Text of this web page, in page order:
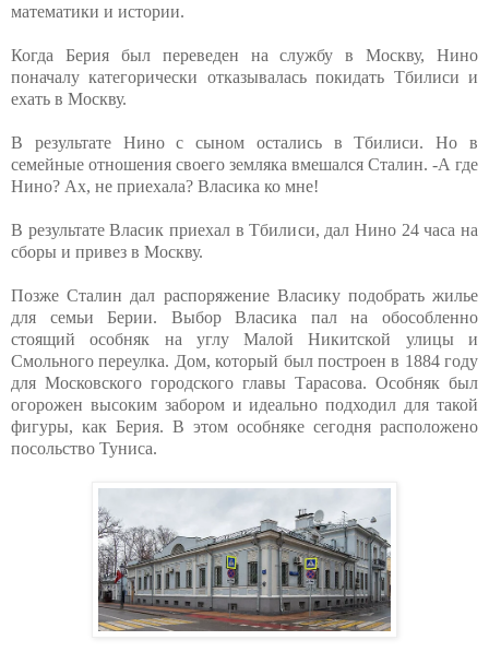
математики и истории.
Когда Берия был переведен на службу в Москву, Нино
поначалу категорически отказывалась покидать Тбилиси и
ехать в Москву.
В результате Нино с сыном остались в Тбилиси. Но в
семейные отношения своего земляка вмешался Сталин. -А где
Нино? Ах, не приехала? Власика ко мне!
В результате Власик приехал в Тбилиси, дал Нино 24 часа на
сборы и привез в Москву.
Позже Сталин дал распоряжение Власику подобрать жилье
для семьи Берии. Выбор Власика пал на обособленно
стоящий особняк на углу Малой Никитской улицы и
Смольного переулка. Дом, который был построен в 1884 году
для Московского городского главы Тарасова. Особняк был
огорожен высоким забором и идеально подходил для такой
фигуры, как Берия. В этом особняке сегодня расположено
посольство Туниса.